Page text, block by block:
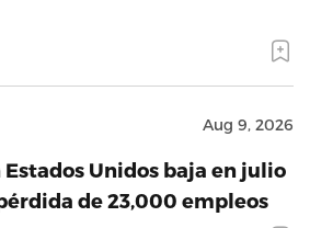
Aug 9, 2026
Unidos baja en julio
de 23,000 empleos